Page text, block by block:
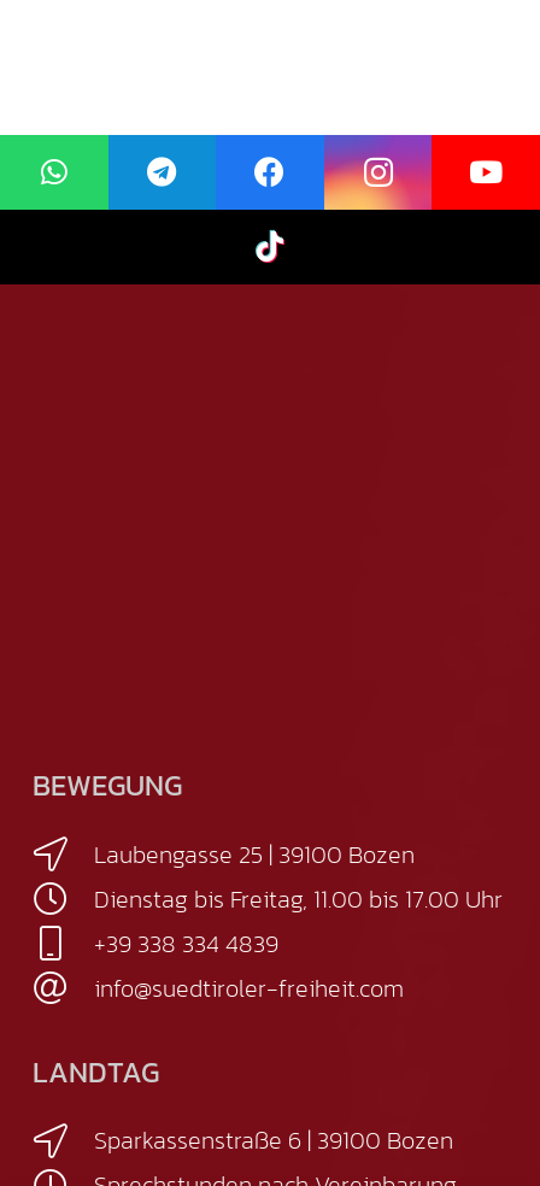
BEWEGUNG
Laubengasse 25 | 39100 Bozen
Dienstag bis Freitag, 11.00 bis 17.00 Uhr
+39 338 334 4839
info@suedtiroler-freiheit.com
LANDTAG
Sparkassenstraße 6 | 39100 Bozen